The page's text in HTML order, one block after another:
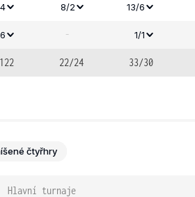
8/2 13/6
- 1/1
22/24 33/30
čtyřhry
Hlavní turnaje